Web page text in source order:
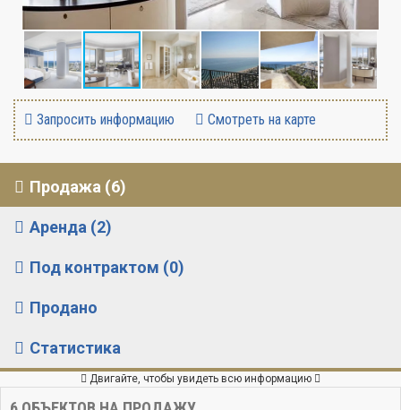
Запросить информацию Смотреть на карте
Продажа (6)
Аренда (2)
Под контрактом (0)
Продано
Статистика
Двигайте, чтобы увидеть всю информацию